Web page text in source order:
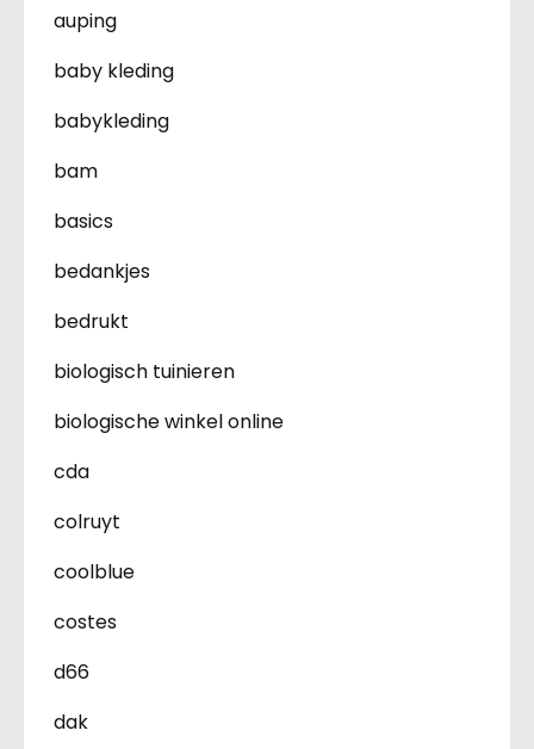
auping
baby kleding
babykleding
bam
basics
bedankjes
bedrukt
biologisch tuinieren
biologische winkel online
cda
colruyt
coolblue
costes
d66
dak